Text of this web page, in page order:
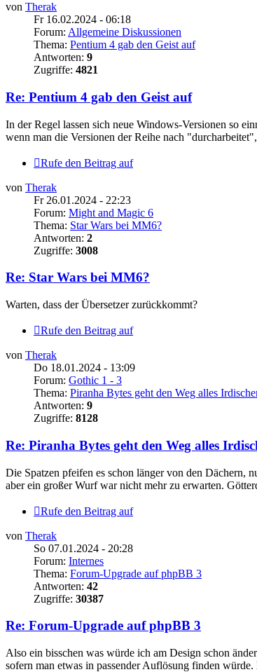
von Therak
Fr 16.02.2024 - 06:18
Forum: Allgemeine Diskussionen
Thema: Pentium 4 gab den Geist auf
Antworten: 9
Zugriffe: 4821
Re: Pentium 4 gab den Geist auf
In der Regel lassen sich neue Windows-Versionen so
wenn man die Versionen der Reihe nach
Rufe den Beitrag auf
von Therak
Fr 26.01.2024 - 22:23
Forum: Might and Magic 6
Thema: Star Wars bei MM6?
Antworten: 2
Zugriffe: 3008
Re: Star Wars bei MM6?
Warten, dass der Übersetzer zurückkommt?
Rufe den Beitrag auf
von Therak
Do 18.01.2024 - 13:09
Forum: Gothic 1 - 3
Thema: Piranha Bytes geht den Weg alles
Antworten: 9
Zugriffe: 8128
Re: Piranha Bytes geht den Weg alles
Die Spatzen pfeifen es schon länger von den Dächern,
aber ein großer Wurf war nicht mehr zu erwarten.
Rufe den Beitrag auf
von Therak
So 07.01.2024 - 20:28
Forum: Internes
Thema: Forum-Upgrade auf phpBB 3
Antworten: 42
Zugriffe: 30387
Re: Forum-Upgrade auf phpBB 3
Also ein bisschen was würde ich am Design schon
sofern man etwas in passender Auflösung finden